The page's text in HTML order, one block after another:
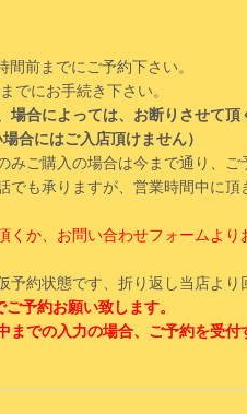
前までにご予約下さい。
でにお手続き下さい。
合によっては、お断りさせて頂
合にはご入店頂けません）
ご購入の場合は今まで通り、ご
も承りますが、営業時間中に頂
か、お問い合わせフォームより
約状態です、折り返し当店より
予約お願い致します。
での入力の場合、ご予約を受付